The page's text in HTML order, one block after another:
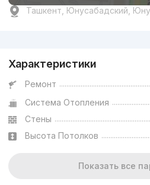
Ташкент, Юнусабадский,
Характеристики
Ремонт
Система Отопления
Стены
Высота Потолков
Показать все